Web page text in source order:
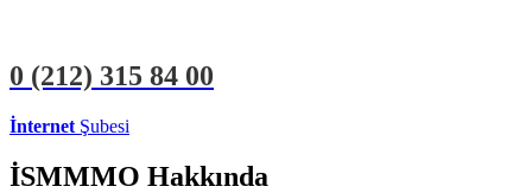
0 (212) 315 84 00
İnternet Şubesi
İSMMMO Hakkında